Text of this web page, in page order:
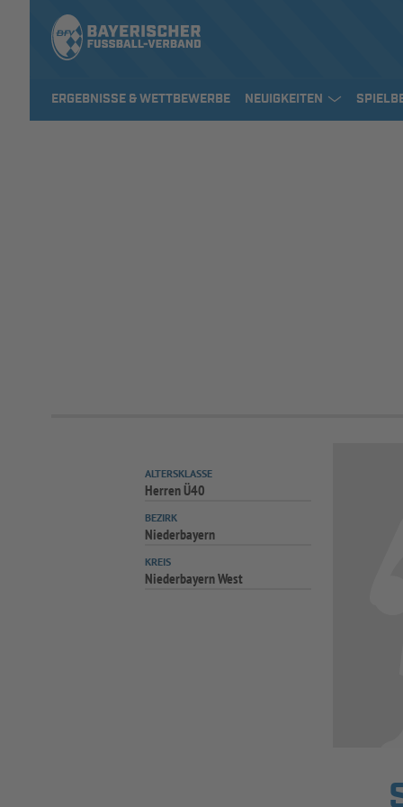
ERGEBNISSE & WETTBEWERBE NEUIGKEITEN
ALTERSKLASSE
Herren Ü40
BEZIRK
Niederbayern
KREIS
Niederbayern West